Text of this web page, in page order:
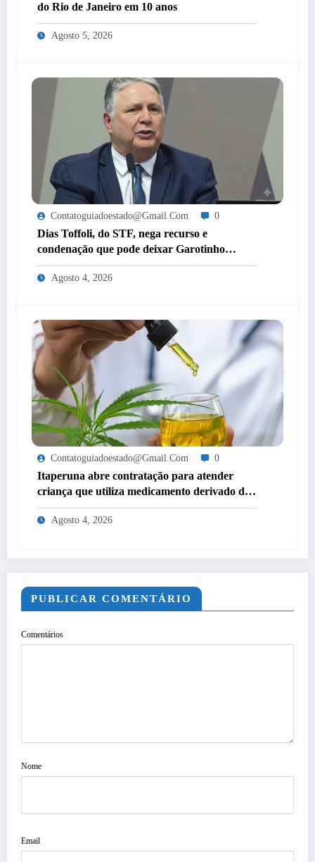
do Rio de Janeiro em 10 anos
Agosto 5, 2026
Contatoguiadoestado@gmail.com 0
Dias Toffoli, do STF, nega recurso e
condenação que pode deixar Garotinho
inelegível agora é definitiva
Agosto 4, 2026
Contatoguiadoestado@gmail.com 0
Itaperuna abre contratação para atender
criança que utiliza medicamento derivado de
cannabis por decisão judicial
Agosto 4, 2026
PUBLICAR COMENTÁRIO
Comentários
Nome
Email